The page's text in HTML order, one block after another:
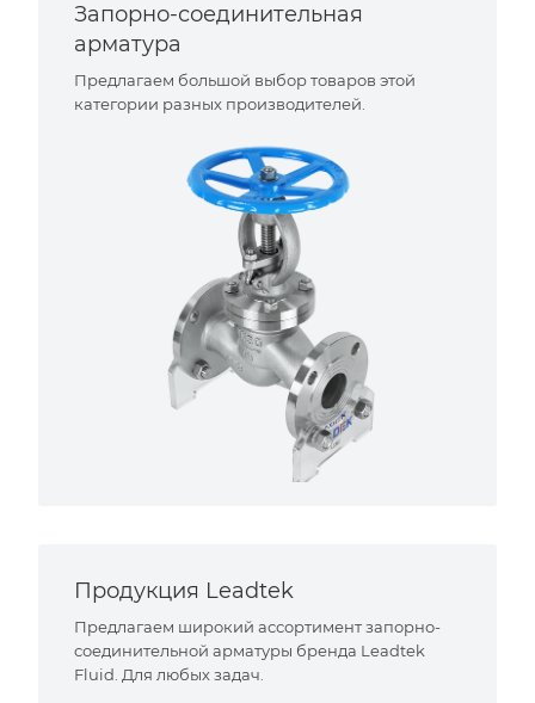
Запорно-соединительная
арматура
Предлагаем большой выбор товаров этой
категории разных производителей.
Продукция Leadtek
Предлагаем широкий ассортимент запорно-
соединительной арматуры бренда Leadtek
Fluid. Для любых задач.